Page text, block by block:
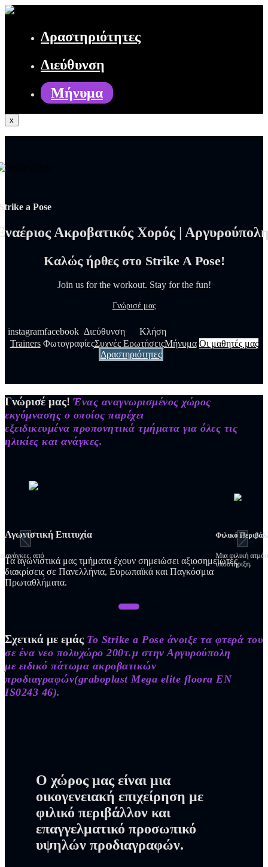
Δραστηριότητες
Διεύθυνση
Μήνυμα
x
a Pose
Ακροβατικός Χορός |
Καλώς ήρθες στο Strike A Pose!
Join us for the workout. Stay for the fun!
Γνώρισέ μας
instagramfacebook Διεύθυνση
Κλήση
Trainers ΦωτογραφίεςΣυχνές ΕρωτήσειςΜήνυμα Οι μαθητές μας
Δραστηριότητες
Γνώρισέ μας! Ένας αναγνωρισμένος χώρος
εκγύμνασης ο οποίος παρέχει
εξειδικευμένα προπονητικά τμήματα για όλες τις
ηλικίες και ανάγκες.
ανάγκες, από
Αγωνιστική Επιτυχία
Τα αγωνιστικά μας τμήματα έχουν σημειώσει αξιοσημείωτες
διακρίσεις σε Πανελλήνια, Ευρωπαϊκά και Παγκόσμια
Πρωταθλήματα.
Φιλικό
Μια φιλική
υποστήριξη.
Σχετικά με εμάς To Strike a Pose άνοιξε τα φτερά του
σε ένα νεο πολυχώρο 200τ.μ στην Αργυρούπολη
με ειδικό πάτωμα ακροβατικών
προδιαγραφών(graboplast Mega elite floora EN
IS0243 46).
O χώρος μαςείναι μια
οικογενειακή επιχείρηση με
φιλικό περιβάλλον και
επαγγελματικό προσωπικό
υψηλών προδιαγραφών.